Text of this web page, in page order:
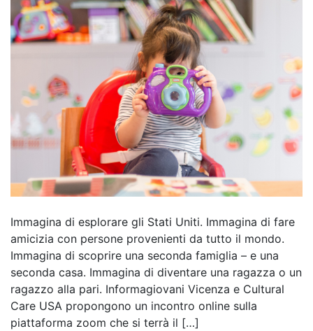
Immagina di esplorare gli Stati Uniti. Immagina di fare
amicizia con persone provenienti da tutto il mondo.
Immagina di scoprire una seconda famiglia – e una
seconda casa. Immagina di diventare una ragazza o un
ragazzo alla pari. Informagiovani Vicenza e Cultural
Care USA propongono un incontro online sulla
piattaforma zoom che si terrà il […]